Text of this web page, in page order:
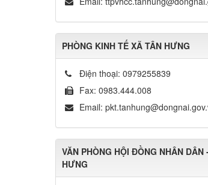
PHÒNG KINH TẾ XÃ TÂN HƯNG
Điện thoại: 0979255839
Fax: 0983.444.008
Email:
VĂN PHÒNG HỘI ĐỒNG NHÂN
HƯNG